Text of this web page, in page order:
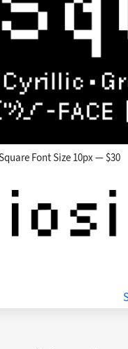
Font Size 10px — $30